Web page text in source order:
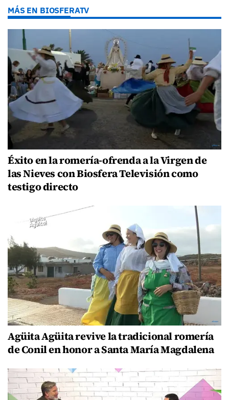
MÁS EN BIOSFERATV
Éxito en la romería-ofrenda a la Virgen de
las Nieves con Biosfera Televisión como
testigo directo
Agüita Agüita revive la tradicional romería
de Conil en honor a Santa María Magdalena